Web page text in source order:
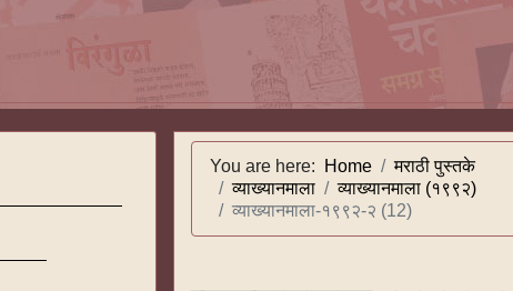
You are here: Home
मराठी पुस्तके
व्याख्यानमाला
व्याख्यानमाला (१९९२)
व्याख्यानमाला-१९९२-२ (12)